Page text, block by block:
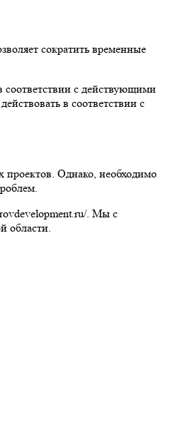
сократить временные
соответствии с действующими
в соответствии с
Однако, необходимо
. Мы с
области.